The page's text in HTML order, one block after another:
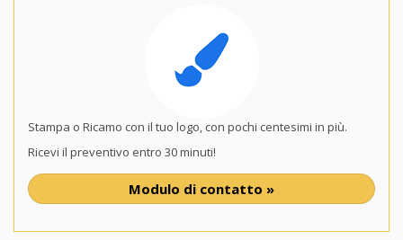
Stampa o Ricamo con il tuo logo, con pochi centesimi in più.
Ricevi il preventivo entro 30 minuti!
Modulo di contatto »